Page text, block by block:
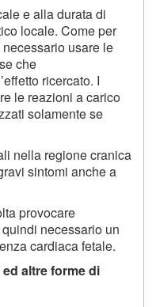
e alla durata di
locale. Come per
usare le
che
ricercato. I
le reazioni a carico
solamente se
nella regione cranica
sintomi anche a
provocare
necessario un
cardiaca fetale.
altre forme di